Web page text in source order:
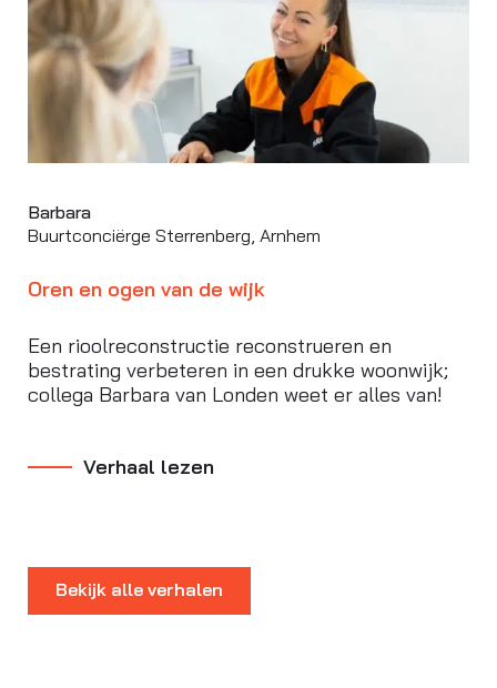
Barbara
Buurtconciërge Sterrenberg, Arnhem
Oren en ogen van de wijk
Een rioolreconstructie reconstrueren en
bestrating verbeteren in een drukke woonwijk;
collega Barbara van Londen weet er alles van!
Verhaal lezen
Bekijk alle verhalen